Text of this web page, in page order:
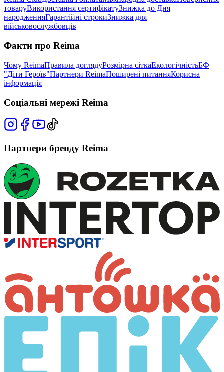
товаруВикористання сертифікатуЗнижка до Дня
народженняГарантійні строкиЗнижка для
військовослужбовців
Факти про Reima
Чому ReimaПравила доглядуРозмірна сіткаЕкологічністьБФ
"Діти Героїв"Партнери ReimaПоширені питанняКорисна
інформація
Соціальні мережі Reima
Партнери бренду Reima